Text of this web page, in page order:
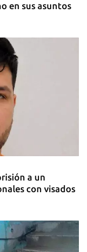
en sus asuntos
a un
con visados